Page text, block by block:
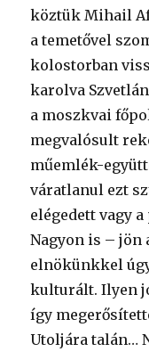
köztük Mihail
a temetővel
kolostorban
karolva
a moszkvai
megvalósult
műemlék-
váratlanul ezt
elégedett vagy
Nagyon is – jön
elnökünkkel
kulturált. Ilyen
így
Utoljára talán…